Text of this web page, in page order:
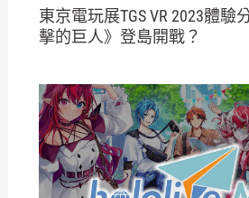
東京電玩展TGS VR 2023體驗
擊的巨人》登島開戰？